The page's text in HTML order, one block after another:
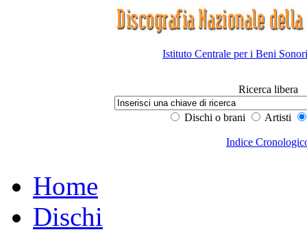
Istituto Centrale per i Beni
Ricerca libera
Dischi o brani Artisti
Indice
Home
Dischi